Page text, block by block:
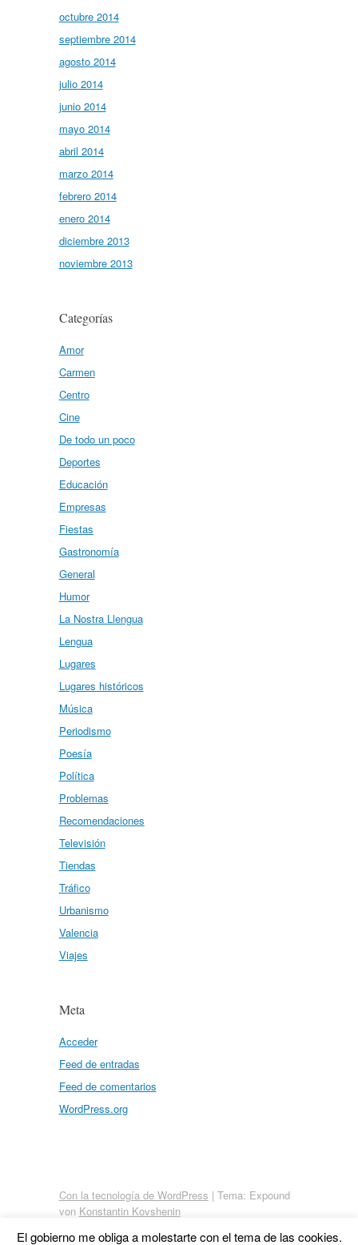
octubre 2014
septiembre 2014
agosto 2014
julio 2014
junio 2014
mayo 2014
abril 2014
marzo 2014
febrero 2014
enero 2014
diciembre 2013
noviembre 2013
Categorías
Amor
Carmen
Centro
Cine
De todo un poco
Deportes
Educación
Empresas
Fiestas
Gastronomía
General
Humor
La Nostra Llengua
Lengua
Lugares
Lugares históricos
Música
Periodismo
Poesía
Política
Problemas
Recomendaciones
Televisión
Tiendas
Tráfico
Urbanismo
Valencia
Viajes
Meta
Acceder
Feed de entradas
Feed de comentarios
WordPress.org
Con la tecnología de WordPress | Tema: Expound
von Konstantin Kovshenin
El gobierno me obliga a molestarte con el tema de las cookies.